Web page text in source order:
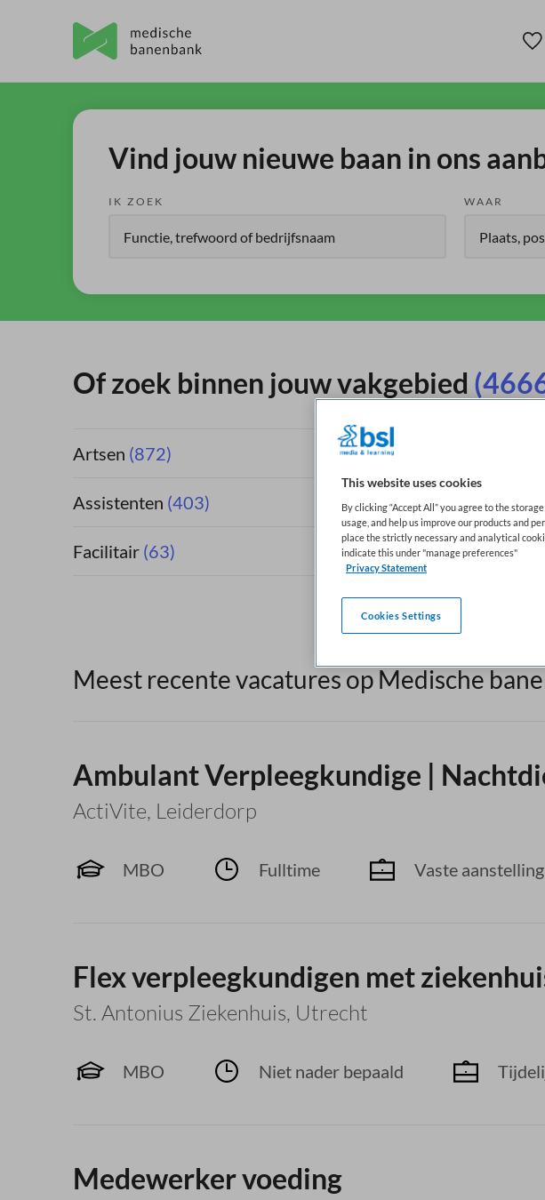
Vind jouw nieuwe baan in ons
IK ZOEK WAAR
Of zoek binnen jouw vakgebied
Artsen (872)
Assistenten (403)
Facilitair (63)
Onderzoeker
Paramedici
Meest recente vacatures op Medische
Ambulant Verpleegkundige |
ActiVite, Leiderdorp
MBO Fulltime Vaste aanstelling
Flex verpleegkundigen met
St. Antonius Ziekenhuis, Utrecht
MBO Niet nader bepaald
Medewerker voeding
This website uses cookies
By clicking “Accept All” you agree to the
usage, and help us improve our products and
place the strictly necessary and analytical
indicate this under "manage preferences"
Privacy Statement
Cookies Settings